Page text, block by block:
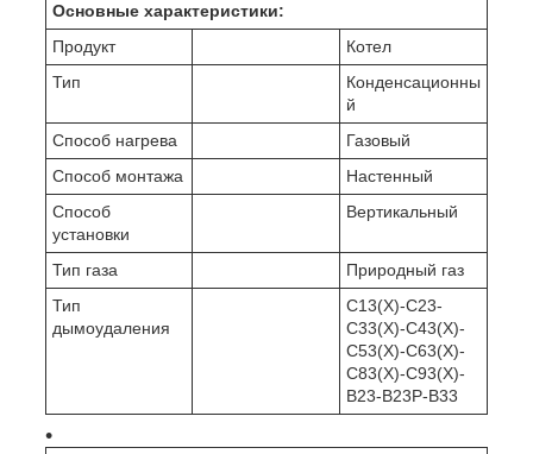
Основные характеристики:
Продукт
Котел
Тип
Конденсационны
й
Способ нагрева
Газовый
Способ монтажа
Настенный
Способ
установки
Вертикальный
Тип газа
Природный газ
Тип
дымоудаления
C13(X)-C23-
C33(X)-C43(X)-
C53(X)-C63(X)-
C83(X)-C93(X)-
B23-B23P-B33